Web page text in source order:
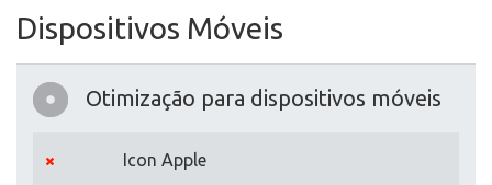
Dispositivos Móveis
Otimização para dispositivos móveis
Icon Apple